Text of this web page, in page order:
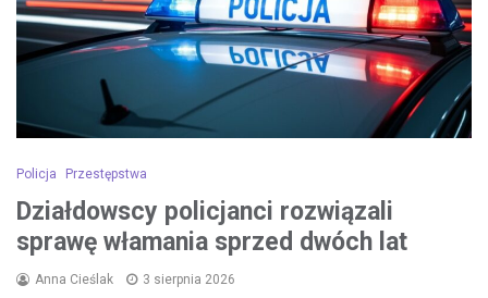
Policja Przestępstwa
Działdowscy policjanci rozwiązali
sprawę włamania sprzed dwóch lat
Anna Cieślak 3 sierpnia 2026